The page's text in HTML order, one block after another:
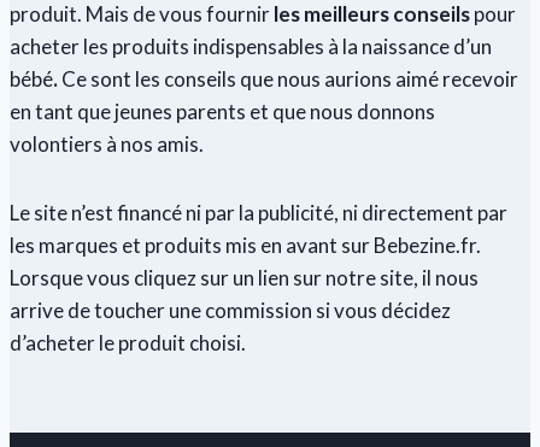
produit. Mais de vous fournirles meilleurs conseilspour
acheter les produits indispensables à la naissance d’un
bébé.Ce sont les conseils que nous aurions aimé recevoir
en tant que jeunes parents et que nous donnons
volontiers à nos amis.
Le site n’est financé ni par la publicité, ni directement par
les marques et produits mis en avant sur Bebezine.fr.
Lorsque vous cliquez sur un lien sur notre site, il nous
arrive de toucher une commission si vous décidez
d’acheter le produit choisi.